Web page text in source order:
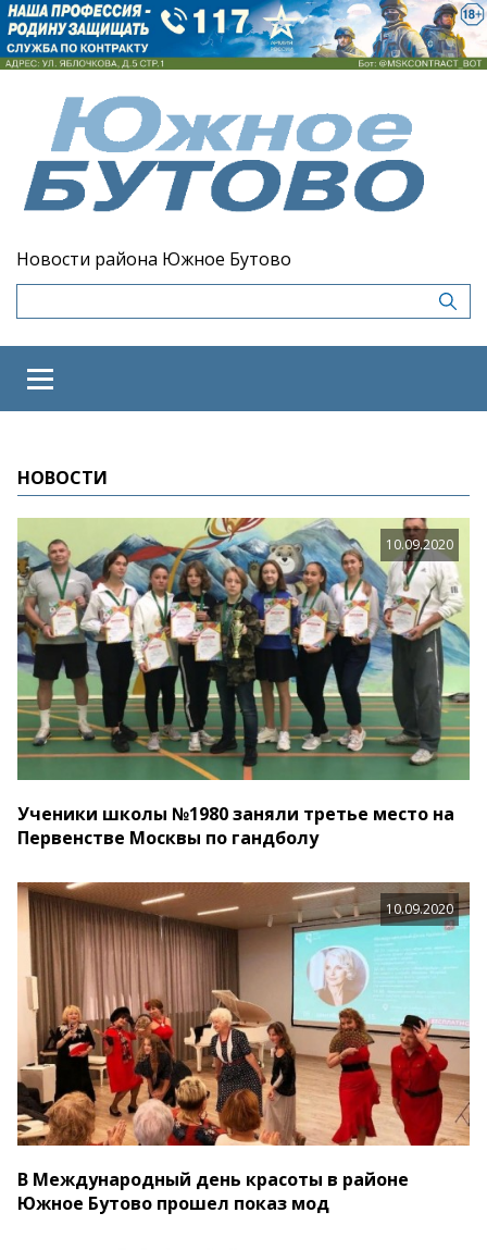
Новости района Южное Бутово
НОВОСТИ
10.09.2020
Ученики школы №1980 заняли третье место на
Первенстве Москвы по гандболу
10.09.2020
В Международный день красоты в районе
Южное Бутово прошел показ мод